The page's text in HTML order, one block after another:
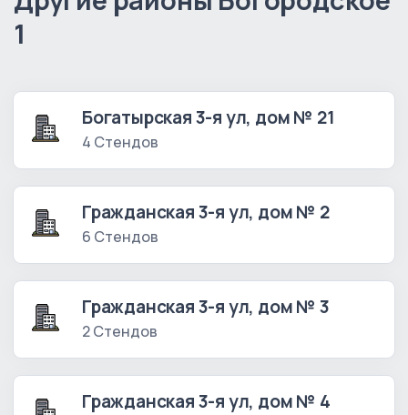
1
Богатырская 3-я ул, дом № 21
4 Стендов
Гражданская 3-я ул, дом № 2
6 Стендов
Гражданская 3-я ул, дом № 3
2 Стендов
Гражданская 3-я ул, дом № 4